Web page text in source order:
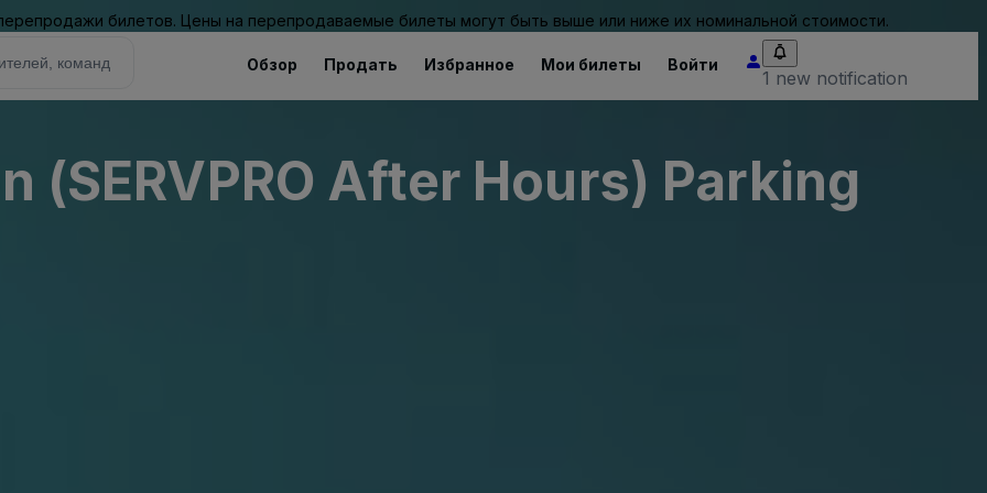
билетов. Цены на перепродаваемые билеты могут быть выше или ниже их номинальной стоимости.
Обзор Продать Избранное Мои билеты Войти
1 new notification
(SERVPRO After Hours) Parking